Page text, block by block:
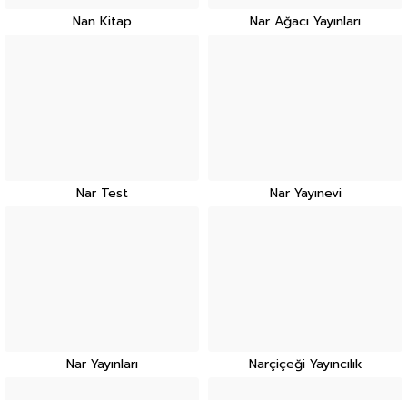
Nan Kitap Nar Ağacı Yayınları
Nar Test Nar Yayınevi
Nar Yayınları Narçiçeği Yayıncılık